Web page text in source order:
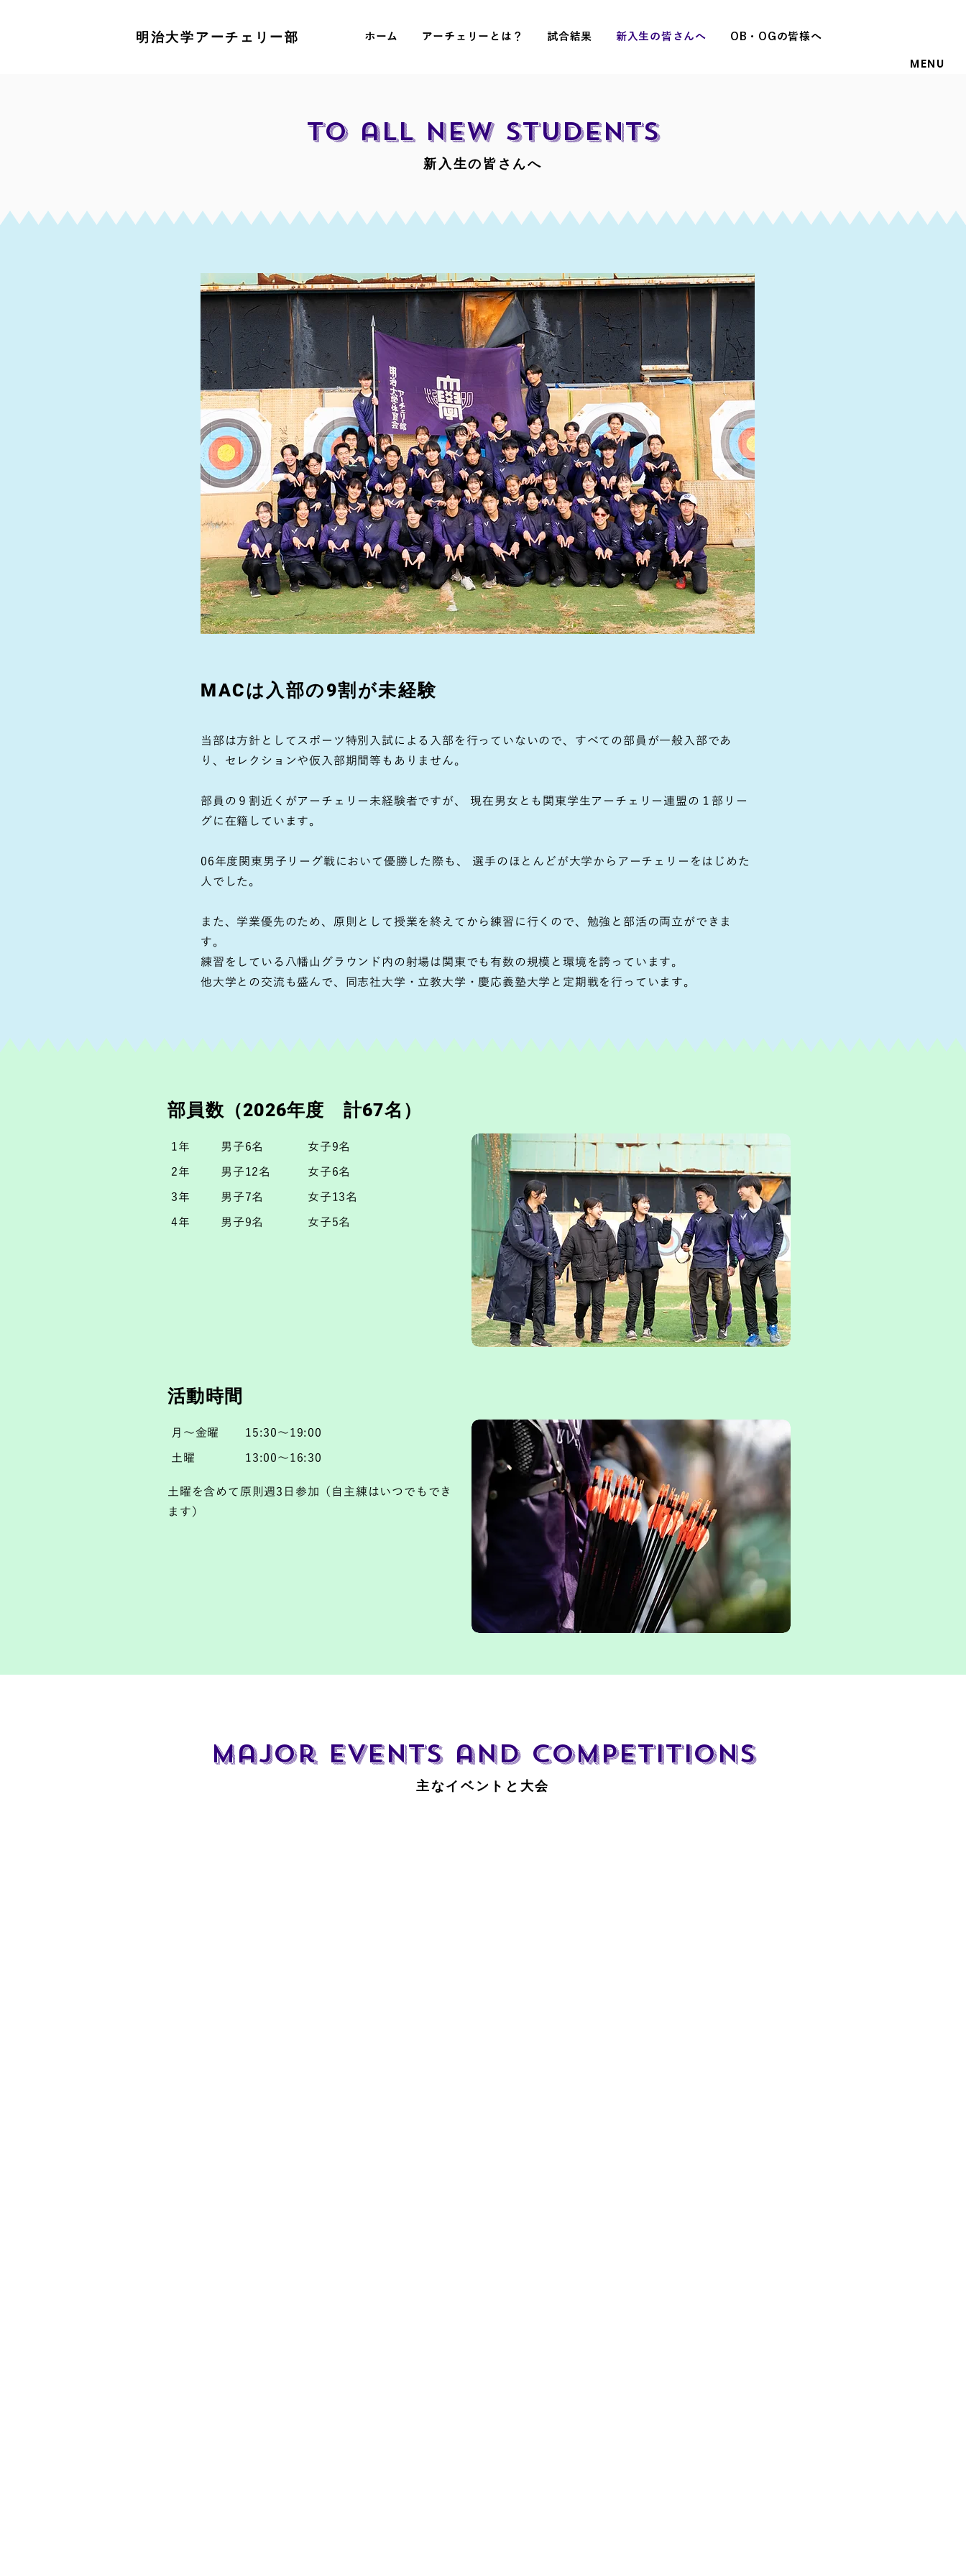
明治大学アーチェリー部
MENU
ホーム アーチェリーとは？ 試合結果 新入生の皆さんへ OB・OGの皆様へ
To all new students
新入生の皆さんへ
MACは入部の9割が未経験
当部は方針としてスポーツ特別入試による入部を行っていないので、すべての部員が一般入部であ
り、セレクションや仮入部期間等もありません。
部員の９割近くがアーチェリー未経験者ですが、 現在男女とも関東学生アーチェリー連盟の１部リー
グに在籍しています。
06年度関東男子リーグ戦において優勝した際も、 選手のほとんどが大学からアーチェリーをはじめた
人でした。
また、学業優先のため、原則として授業を終えてから練習に行くので、勉強と部活の両立ができま
す。
練習をしている八幡山グラウンド内の射場は関東でも有数の規模と環境を誇っています。
他大学との交流も盛んで、同志社大学・立教大学・慶応義塾大学と定期戦を行っています。
部員数（2026年度 計67名）
1年 男子6名
女子9名
2年
男子12名
女子6名
3年
男子7名
女子13名
4年
男子9名 女子5名
活動時間
月～金曜
15:30～19:00
土曜
13:00～16:30
土曜を含めて原則週3日参加（自主練はいつでもでき
ます）
Major Events and Competitions
主なイベントと大会